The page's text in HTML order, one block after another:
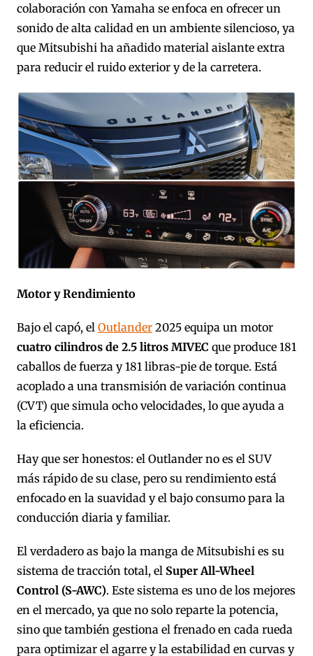
colaboración con Yamaha se enfoca en ofrecer un
sonido de alta calidad en un ambiente silencioso, ya
que Mitsubishi ha añadido material aislante extra
para reducir el ruido exterior y de la carretera.
Motor y Rendimiento
Bajo el capó, el Outlander2025 equipa un motor
cuatro cilindros de 2.5 litros MIVEC que produce 181
caballos de fuerza y 181 libras-pie de torque. Está
acoplado a una transmisión de variación continua
(CVT) que simula ocho velocidades, lo que ayuda a
la eficiencia.
Hay que ser honestos: el Outlander no es el SUV
más rápido de su clase, pero su rendimiento está
enfocado en la suavidad y el bajo consumo para la
conducción diaria y familiar.
El verdadero as bajo la manga de Mitsubishi es su
sistema de tracción total, el Super All-Wheel
Control (S-AWC). Este sistema es uno de los mejores
en el mercado, ya que no solo reparte la potencia,
sino que también gestiona el frenado en cada rueda
para optimizar el agarre y la estabilidad en curvas y